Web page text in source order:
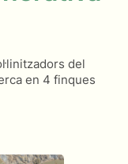
del
en 4 finques